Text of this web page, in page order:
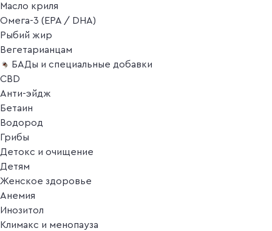
Масло криля
Омега-3 (EPA / DHA)
Рыбий жир
Вегетарианцам
БАДы и специальные добавки
CBD
Анти-эйдж
Бетаин
Водород
Грибы
Детокс и очищение
Детям
Женское здоровье
Анемия
Инозитол
Климакс и менопауза